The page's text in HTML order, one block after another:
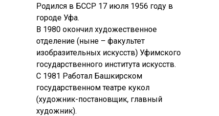
Родился в БССР 17 июля 1956 году в
городе Уфа.
В 1980 окончил художественное
отделение (ныне – факультет
изобразительных искусств) Уфимского
государственного института искусств.
С 1981 Работал Башкирском
государственном театре кукол
(художник-постановщик, главный
художник).